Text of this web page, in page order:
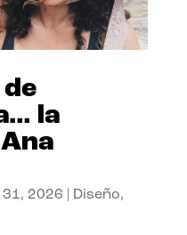
la
2026 Diseño,